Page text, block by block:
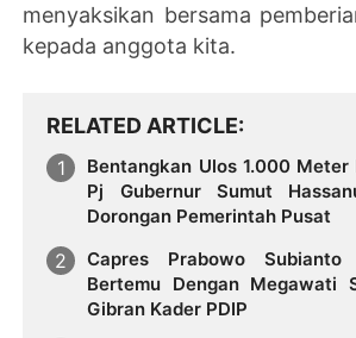
menyaksikan bersama
kepada anggota kita.
RELATED ARTICLE
Bentangkan Ulos 1.000 Meter
Pj Gubernur Sumut
Dorongan Pemerintah Pusat
Capres Prabowo
Bertemu Dengan Megawati
Gibran Kader PDIP